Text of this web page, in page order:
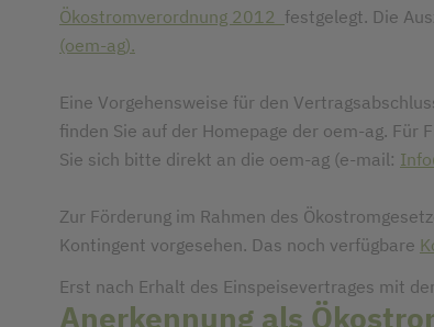
Ökostromverordnung 2012 festgelegt. Die
(oem-ag).
Eine Vorgehensweise für den
finden Sie auf der Homepage der oem-ag. Für
Sie sich bitte direkt an die oem-ag (e-mail:
Zur Förderung im Rahmen des
Kontingent vorgesehen. Das noch verfügbare
Erst nach Erhalt des Einspeisevertrages mit
Anerkennung als